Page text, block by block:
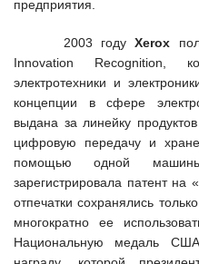
предприятия.
2003 годуXerox
Innovation Recognition,
электротехники и
концепции в сфере
выдана за линейку
цифровую передачу и
помощью одной
зарегистрировала патент на
отпечатки сохранялись
многократно ее
Национальную медаль